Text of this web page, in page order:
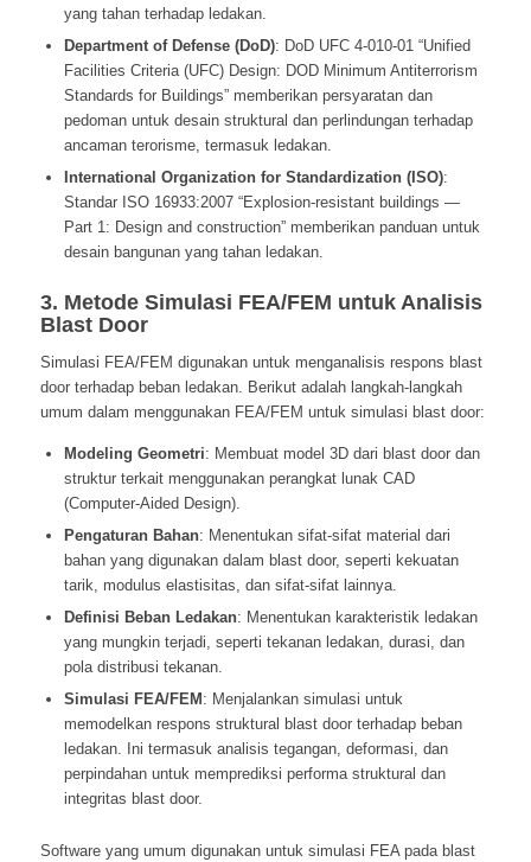
yang tahan terhadap ledakan.
Department of Defense (DoD): DoD UFC 4-010-01 “Unified
Facilities Criteria (UFC) Design: DOD Minimum Antiterrorism
Standards for Buildings” memberikan persyaratan dan
pedoman untuk desain struktural dan perlindungan terhadap
ancaman terorisme, termasuk ledakan.
International Organization for Standardization (ISO):
Standar ISO 16933:2007 “Explosion-resistant buildings —
Part 1: Design and construction” memberikan panduan untuk
desain bangunan yang tahan ledakan.
3. Metode Simulasi FEA/FEM untuk Analisis
Blast Door
Simulasi FEA/FEM digunakan untuk menganalisis respons blast
door terhadap beban ledakan. Berikut adalah langkah-langkah
umum dalam menggunakan FEA/FEM untuk simulasi blast door:
Modeling Geometri: Membuat model 3D dari blast door dan
struktur terkait menggunakan perangkat lunak CAD
(Computer-Aided Design).
Pengaturan Bahan: Menentukan sifat-sifat material dari
bahan yang digunakan dalam blast door, seperti kekuatan
tarik, modulus elastisitas, dan sifat-sifat lainnya.
Definisi Beban Ledakan: Menentukan karakteristik ledakan
yang mungkin terjadi, seperti tekanan ledakan, durasi, dan
pola distribusi tekanan.
Simulasi FEA/FEM : Menjalankan simulasi untuk
memodelkan respons struktural blast door terhadap beban
ledakan. Ini termasuk analisis tegangan, deformasi, dan
perpindahan untuk memprediksi performa struktural dan
integritas blast door.
Software yang umum digunakan untuk simulasi FEA pada blast